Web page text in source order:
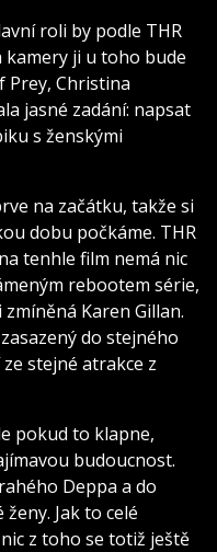
roli by podle THR
ji u toho bude
Prey, Christina
jasné zadání: napsat
s ženskými
na začátku, takže si
dobu počkáme. THR
tenhle film nemá nic
rebootem série,
Karen Gillan.
do stejného
stejné atrakce z
pokud to klapne,
budoucnost.
Deppa a do
Jak to celé
z toho se totiž ještě